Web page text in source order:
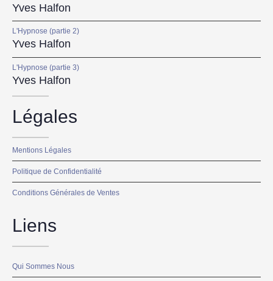
Yves Halfon
L'Hypnose (partie 2)
Yves Halfon
L'Hypnose (partie 3)
Yves Halfon
Légales
Mentions Légales
Politique de Confidentialité
Conditions Générales de Ventes
Liens
Qui Sommes Nous